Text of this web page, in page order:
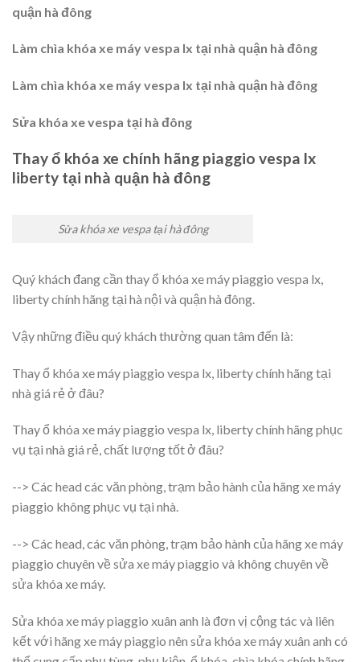
quận hà đông
Làm chìa khóa xe máy vespa lx tại nhà quận hà đông
Làm chìa khóa xe máy vespa lx tại nhà quận hà đông
Sửa khóa xe vespa tại hà đông
Thay ổ khóa xe chính hãng piaggio vespa lx
liberty tại nhà quận hà đông
Sửa khóa xe vespa tại hà đông
Quý khách đang cần thay ổ khóa xe máy piaggio vespa lx,
liberty chính hãng tại hà nội và quận hà đông.
Vậy những điều quý khách thường quan tâm đến là:
Thay ổ khóa xe máy piaggio vespa lx, liberty chính hãng tại
nhà giá rẻ ở đâu?
Thay ổ khóa xe máy piaggio vespa lx, liberty chính hãng phục
vụ tại nhà giá rẻ, chất lượng tốt ở đâu?
--> Các head các văn phòng, trạm bảo hành của hãng xe máy
piaggio không phục vụ tại nhà.
--> Các head, các văn phòng, trạm bảo hành của hãng xe máy
piaggio chuyên về sửa xe máy piaggio và không chuyên về
sửa khóa xe máy.
Sửa khóa xe máy piaggio xuân anh là đơn vị cộng tác và liên
kết với hãng xe máy piaggio nên sửa khóa xe máy xuân anh có